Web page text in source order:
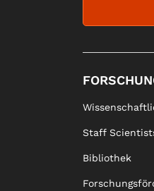
Staff
Bibliothek